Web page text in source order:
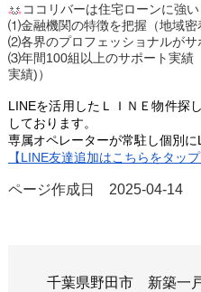
ココリバーは住宅ローンに強
⑴金融機関の特徴を把握（地域密
⑵各界のプロフェッショナルがサ
⑶年間100組以上のサポート実績
実績)）
LINEを活用したＬＩＮＥ物件探
しております。
専属オペレーターが常駐し個別に
【LINE友達追加はこちらをタップ
ページ作成日 2025-04-14
千葉県野田市 新築一